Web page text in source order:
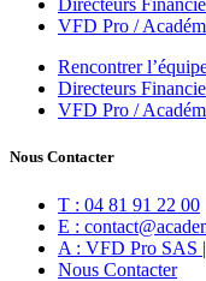
Directeurs
VFD Pro /
Rencontrer
Directeurs
VFD Pro /
Nous Contacter
T : 04 81 91 22 00
E :
A : VFD Pro SAS
Nous Contacter